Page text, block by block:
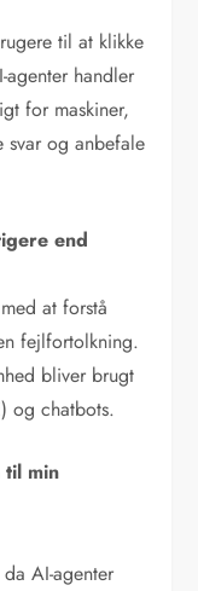
til at klikke
handler
for maskiner,
og anbefale
end
at forstå
fejlfortolkning.
bliver brugt
og chatbots.
min
AI-agenter